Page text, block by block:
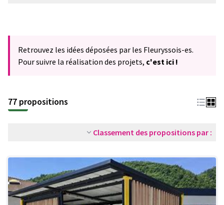
Retrouvez les idées déposées par les Fleuryssois-es.
Pour suivre la réalisation des projets, c'est ici !
77 propositions
Classement des propositions par :